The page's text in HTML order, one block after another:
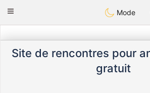
Animour
Toggle
Mode
Site de rencontres pour
gratuit